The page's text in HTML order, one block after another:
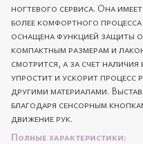
ногтевого сервиса. Она
более комфортного
оснащена функцией защиты
компактным размерам и
смотрится, а за счет
упростит и ускорит процесс
другими материалами.
благодаря сенсорным
движение рук.
Полные характеристики: